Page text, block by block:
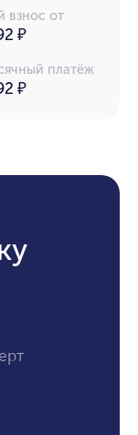
взнос от
₽
платёж
₽